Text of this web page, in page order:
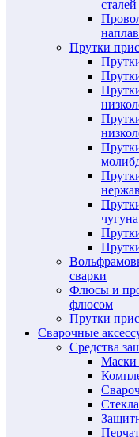
сталей
Прутки
чугуна
сварки
Флюсы и
флюсом
Прутки
Сварочные
Средства
Маски